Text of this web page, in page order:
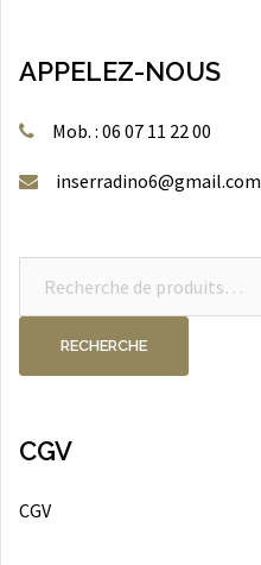
APPELEZ-NOUS
Mob. : 06 07 11 22 00
inserradino6@gmail.com
RECHERCHE
CGV
CGV